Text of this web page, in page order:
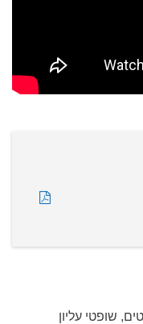
שופטי עליון